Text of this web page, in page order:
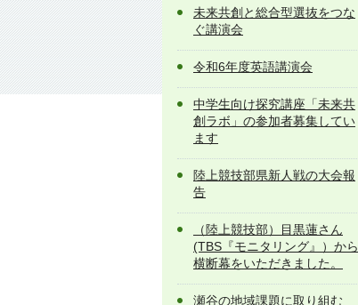
未来共創と総合型選抜をつな
ぐ講演会
令和6年度英語講演会
中学生向け探究講座「未来共
創ラボ」の参加者募集してい
ます
陸上競技部県新人戦の大会報
告
（陸上競技部）目黒蓮さん
(TBS『モニタリング』）から
横断幕をいただきました。
瀬谷の地域課題に取り組む